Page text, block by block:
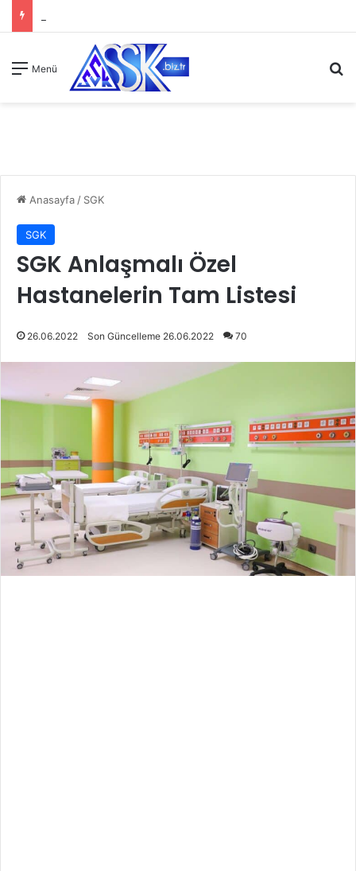
Menü
Anasayfa / SGK
SGK
SGK Anlaşmalı Özel
Hastanelerin Tam Listesi
26.06.2022 Son Güncelleme 26.06.2022 70